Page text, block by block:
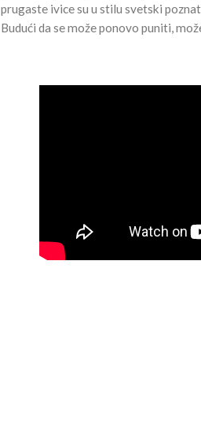
prugaste ivice su u stilu svetski
Budući da se može ponovo puniti,